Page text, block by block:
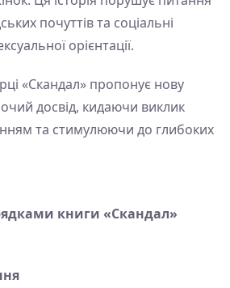
почуттів та соціальні
орієнтації.
«Скандал» пропонує нову
досвід, кидаючи виклик
та стимулюючи до глибоких
книги «Скандал»